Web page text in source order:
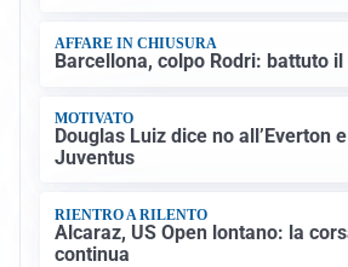
AFFARE IN CHIUSURA
Barcellona, colpo Rodri: battuto il
MOTIVATO
Douglas Luiz dice no all’Everton
Juventus
RIENTRO A RILENTO
Alcaraz, US Open lontano: la
continua